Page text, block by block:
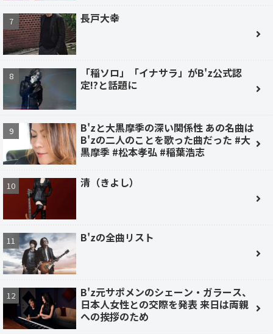
長戸大幸
「稲ソロ」「イナサラ」がB'z公式認
定!?と話題に
B'zと大黒摩季の深い関係性 あの名曲は
B'zの二人のことを歌った曲だった #大
黒摩季 #松本孝弘 #稲葉浩志
清（きよし）
B'zの全曲リスト
B'z元サポメンのシェーン・ガラース、
日本人女性との交際を発表 来日は両親
への挨拶のため